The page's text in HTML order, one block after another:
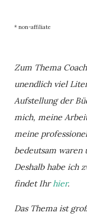
* non-affiliate
Zum Thema
unendlich viel
Aufstellung der
mich, meine
meine
bedeutsam waren
Deshalb habe ich
findet Ihrhier.
Das Thema ist